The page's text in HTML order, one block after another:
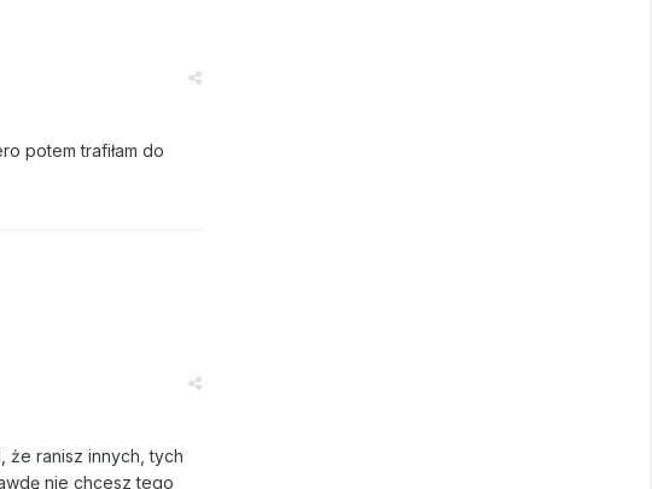
potem trafiłam do
że ranisz innych, tych
nie chcesz tego